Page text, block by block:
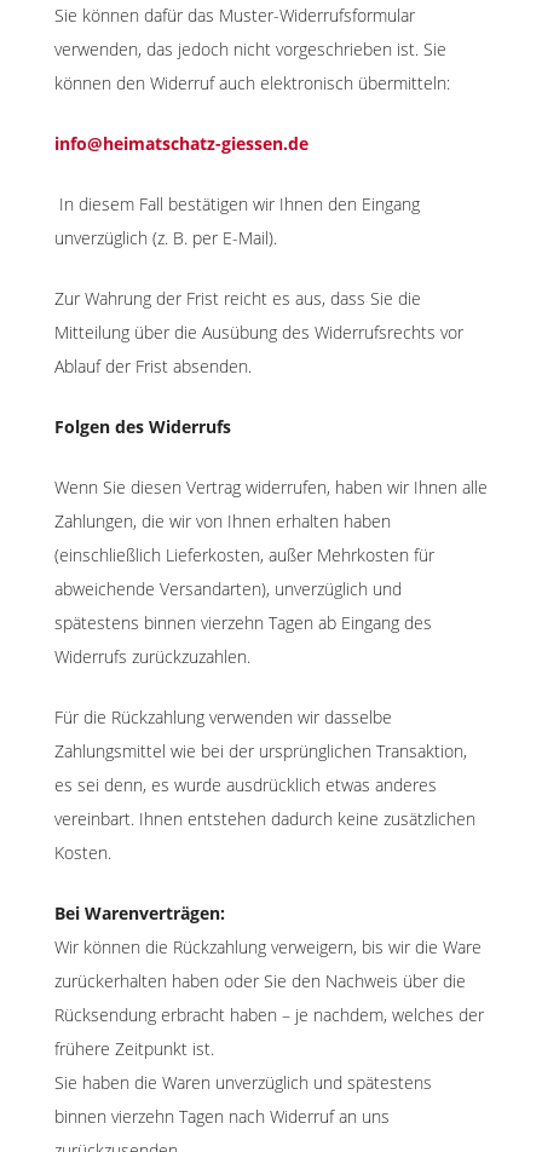
Sie können dafür das Muster-Widerrufsformular
verwenden, das jedoch nicht vorgeschrieben ist. Sie
können den Widerruf auch elektronisch übermitteln:
info@heimatschatz-giessen.de
In diesem Fall bestätigen wir Ihnen den Eingang
unverzüglich (z. B. per E-Mail).
Zur Wahrung der Frist reicht es aus, dass Sie die
Mitteilung über die Ausübung des Widerrufsrechts vor
Ablauf der Frist absenden.
Folgen des Widerrufs
Wenn Sie diesen Vertrag widerrufen, haben wir Ihnen alle
Zahlungen, die wir von Ihnen erhalten haben
(einschließlich Lieferkosten, außer Mehrkosten für
abweichende Versandarten), unverzüglich und
spätestens binnen vierzehn Tagen ab Eingang des
Widerrufs zurückzuzahlen.
Für die Rückzahlung verwenden wir dasselbe
Zahlungsmittel wie bei der ursprünglichen Transaktion,
es sei denn, es wurde ausdrücklich etwas anderes
vereinbart. Ihnen entstehen dadurch keine zusätzlichen
Kosten.
Bei Warenverträgen:
Wir können die Rückzahlung verweigern, bis wir die Ware
zurückerhalten haben oder Sie den Nachweis über die
Rücksendung erbracht haben – je nachdem, welches der
frühere Zeitpunkt ist.
Sie haben die Waren unverzüglich und spätestens
binnen vierzehn Tagen nach Widerruf an uns